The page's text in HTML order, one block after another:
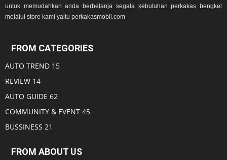
untuk memudahkan anda berbelanja segala kebutuhan perkakas bengkel
melalui store kami yaitu perkakasmobil.com
FROM CATEGORIES
AUTO TREND 15
REVIEW 14
AUTO GUIDE 62
COMMUNITY & EVENT 45
BUSSINESS 21
FROM ABOUT US